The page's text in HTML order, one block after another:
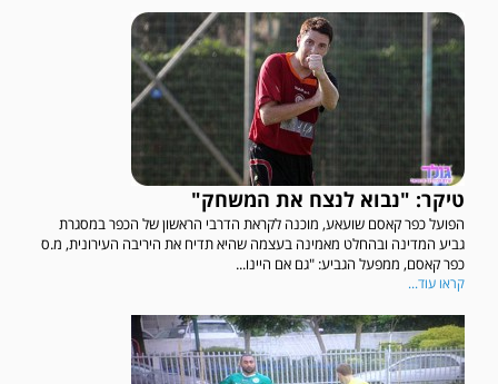
טיקר: "נבוא לנצח את המשחק"
הפועל כפר קאסם שועאע, מוכנה לקראת הדרבי הראשון של הכפר במסגרת
גביע המדינה ובהחלט מאמינה בעצמה שהיא תדיח את היריבה העירונית, מ.ס
כפר קאסם, ממפעל הגביע: "גם אם היינו...
קראו עוד...